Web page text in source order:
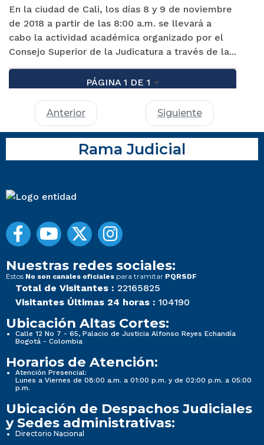
En la ciudad de Cali, los días 8 y 9 de noviembre
de 2018 a partir de las 8:00 a.m. se llevará a
cabo la actividad académica organizado por el
Consejo Superior de la Judicatura a través de la...
PÁGINA 1 DE 1
Anterior Siguiente
Rama Judicial
Nuestras redes sociales:
Estos No son canales oficiales para tramitar PQRSDF
Total de Visitantes : 22165825
Visitantes Últimas 24 horas : 104190
Ubicación Altas Cortes:
Calle 12 No 7 - 65, Palacio de Justicia Alfonso Reyes Echandía
Bogotá - Colombia
Horarios de Atención:
Atención Presencial:
Lunes a Viernes de 08:00 a.m. a 01:00 p.m. y de 02:00 p.m. a 05:00
p.m.
Ubicación de Despachos Judiciales
y Sedes administrativas:
Directorio Nacional